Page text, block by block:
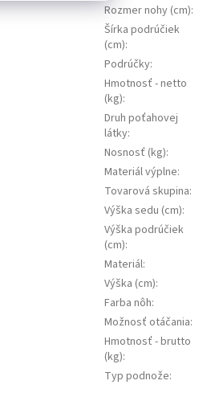
Rozmer nohy (cm):
Šírka podrúčiek
(cm):
Podrúčky:
Hmotnosť - netto
(kg):
Druh poťahovej
látky:
Nosnosť (kg):
Materiál výplne:
Tovarová skupina:
Výška sedu (cm):
Výška podrúčiek
(cm):
Materiál:
Výška (cm):
Farba nôh:
Možnosť otáčania:
Hmotnosť - brutto
(kg):
Typ podnože: